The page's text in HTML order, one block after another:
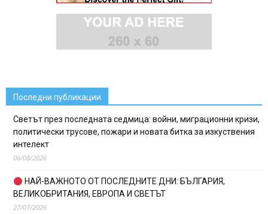
Последни публикации
Светът през последната седмица: войни, миграционни кризи,
политически трусове, пожари и новата битка за изкуствения
интелект
06/08/2026
НАЙ-ВАЖНОТО ОТ ПОСЛЕДНИТЕ ДНИ: БЪЛГАРИЯ,
ВЕЛИКОБРИТАНИЯ, ЕВРОПА И СВЕТЪТ
27/07/2026